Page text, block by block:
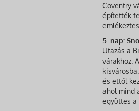
Coventry
építették
5. nap:
Utazás a
várakhoz.
és ettől
ahol mind
együttes a